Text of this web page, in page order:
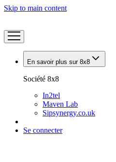
Skip to main content
En savoir plus sur 8x8
Société 8x8
In2tel
Maven Lab
Sipsynergy.co.uk
Se connecter